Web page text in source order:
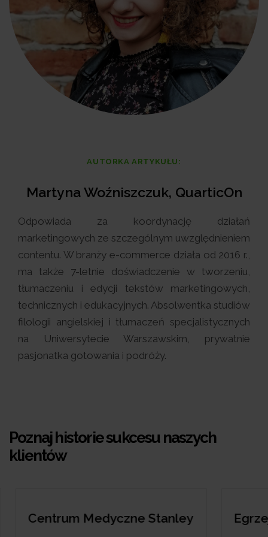
AUTORKA ARTYKUŁU:
Martyna Woźniszczuk, QuarticOn
Odpowiada za koordynację działań
marketingowych ze szczególnym uwzględnieniem
contentu. W branży e-commerce działa od 2016 r.,
ma także 7-letnie doświadczenie w tworzeniu,
tłumaczeniu i edycji tekstów marketingowych,
technicznych i edukacyjnych. Absolwentka studiów
filologii angielskiej i tłumaczeń specjalistycznych
na Uniwersytecie Warszawskim, prywatnie
pasjonatka gotowania i podróży.
Poznaj historie sukcesu naszych
klientów
Stanley Egrzejniki